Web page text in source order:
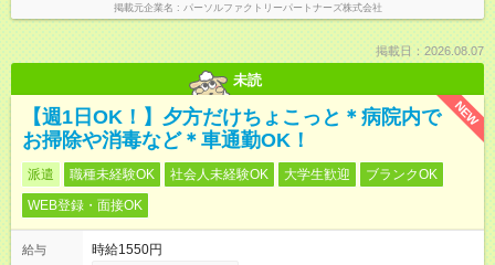
掲載元企業名 パーソルファクトリーパートナーズ株式会社
掲載日：2026.08.07
未読
NEW
【週1日OK！】夕方だけちょこっと＊病院内で
お掃除や消毒など＊車通勤OK！
派遣 職種未経験OK 社会人未経験OK 大学生歓迎
ブランクOK
WEB登録・面接OK
給与
時給1550円